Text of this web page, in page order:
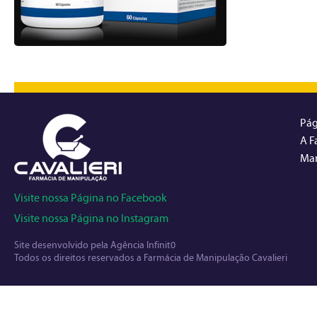
Visite nossa Página no Facebook
Visite nossa Página no Instagram
Site desenvolvido pela Agência Infinit0
Todos os direitos reservados a Farmácia de Manipulação Cavalieri
A